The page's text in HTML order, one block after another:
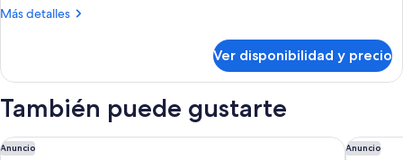
Más detalles
Más
Ver disponibilidad y precio
También puede gustarte
Anuncio
Flagstaff Gardens Hotel Melbourne Anuncio
Novotel